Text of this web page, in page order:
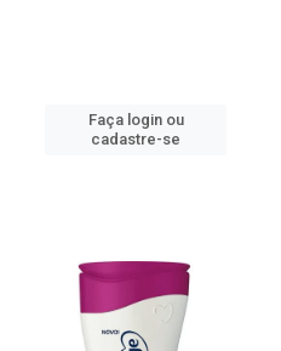
Faça login ou
cadastre-se